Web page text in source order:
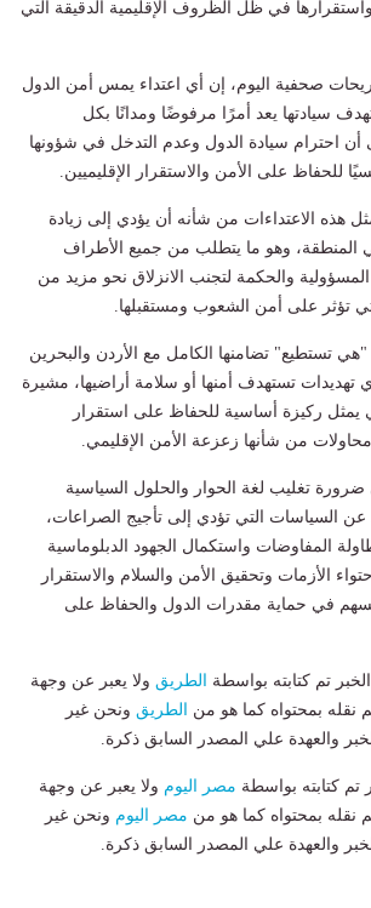
في ظل الظروف الإقليمية الدقيقة التي
صحفية اليوم، إن أي اعتداء يمس أمن الدول
سيادتها يعد أمرًا مرفوضًا ومدانًا بكل
أن احترام سيادة الدول وعدم التدخل في شؤونها
للحفاظ على الأمن والاستقرار الإقليميين.
هذه الاعتداءات من شأنه أن يؤدي إلى زيادة
المنطقة، وهو ما يتطلب من جميع الأطراف
والحكمة لتجنب الانزلاق نحو مزيد من
تؤثر على أمن الشعوب ومستقبلها.
تستطيع" تضامنها الكامل مع الأردن والبحرين
تستهدف أمنها أو سلامة أراضيها، مشيرة
يمثل ركيزة أساسية للحفاظ على استقرار
من شأنها زعزعة الأمن الإقليمي.
تغليب لغة الحوار والحلول السياسية
عن السياسات التي تؤدي إلى تأجيج الصراعات،
المفاوضات واستكمال الجهود الدبلوماسية
الأزمات وتحقيق الأمن والسلام والاستقرار
في حماية مقدرات الدول والحفاظ على
تم كتابته بواسطة الطريق ولا يعبر عن وجهة
نقله بمحتواه كما هو من الطريق ونحن غير
والعهدة علي المصدر السابق ذكرة.
تم كتابته بواسطة مصر اليوم ولا يعبر عن وجهة
نقله بمحتواه كما هو من مصر اليوم ونحن غير
والعهدة علي المصدر السابق ذكرة.